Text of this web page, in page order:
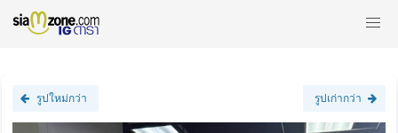
รูปใหม่กว่า รูปเก่ากว่า